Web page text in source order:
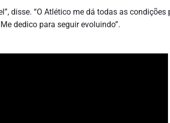
disse. “O Atlético me dá todas as condições
dedico para seguir evoluindo”.